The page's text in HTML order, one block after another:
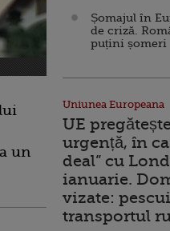
un
Șomajul în
de criză.
puțini șomeri
Uniunea Europeana
UE
urgență, în
deal” cu
ianuarie.
vizate:
transportul